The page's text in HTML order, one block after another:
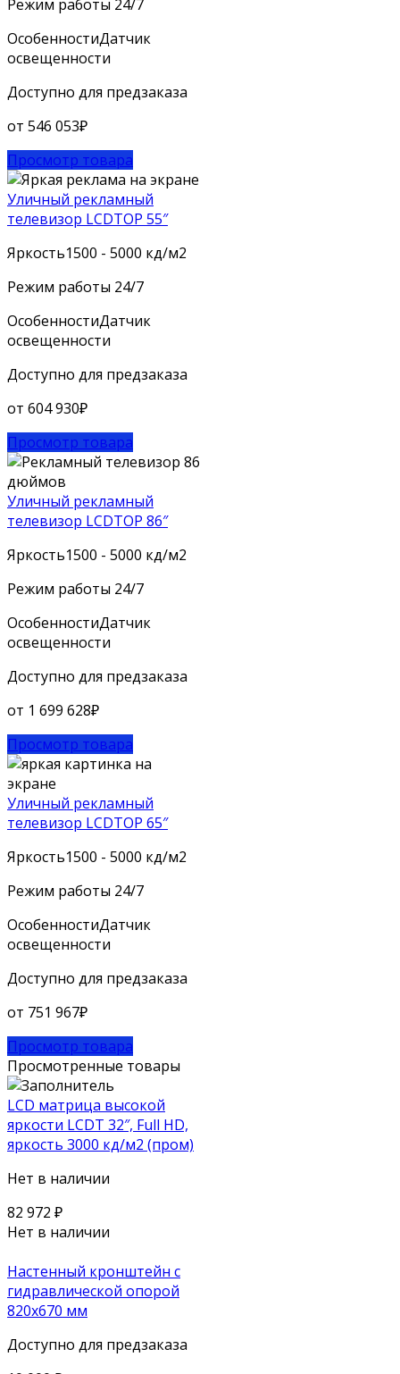
Режим работы 24/7
ОсобенностиДатчик
освещенности
Доступно для предзаказа
от 546 053₽
Просмотр товара
Уличный рекламный
телевизор LCDTOP 55″
Яркость1500 - 5000 кд/м2
Режим работы 24/7
ОсобенностиДатчик
освещенности
Доступно для предзаказа
от 604 930₽
Просмотр товара
Уличный рекламный
телевизор LCDTOP 86″
Яркость1500 - 5000 кд/м2
Режим работы 24/7
ОсобенностиДатчик
освещенности
Доступно для предзаказа
от 1 699 628₽
Просмотр товара
Уличный рекламный
телевизор LCDTOP 65″
Яркость1500 - 5000 кд/м2
Режим работы 24/7
ОсобенностиДатчик
освещенности
Доступно для предзаказа
от 751 967₽
Просмотр товара
Просмотренные товары
LCD матрица высокой
яркости LCDT 32″, Full HD,
яркость 3000 кд/м2 (пром)
Нет в наличии
82 972 ₽
Нет в наличии
Настенный кронштейн с
гидравлической опорой
820х670 мм
Доступно для предзаказа